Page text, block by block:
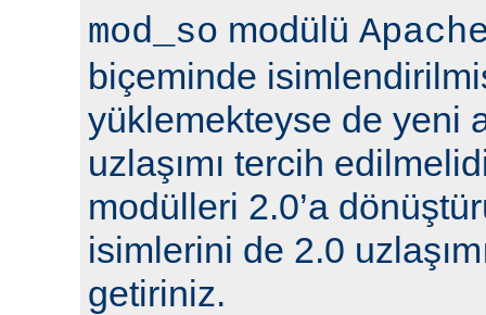
mod_so modülü
biçeminde
yüklemekteyse de yeni
uzlaşımı tercih
modülleri 2.0’a
isimlerini de 2.0
getiriniz.